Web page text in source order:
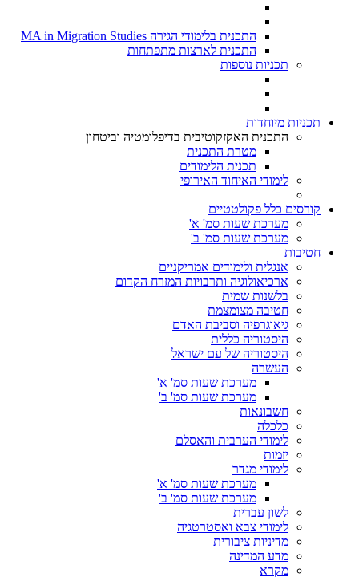
התכנית בלימודי הגירה MA in Migration Studies​
התכנית לארצות מתפתחות
תכניות נוספות
תכניות מיוחדות
התכנית האקזקוטיבית בדיפלומטיה וביטחון
מטרת התכנית
תכנית הלימודים
לימודי האיחוד האירופי
קורסים כלל פקולטטיים
מערכת שעות סמ' א'
מערכת שעות סמ' ב'
חטיבות
אנגלית ולימודים אמריקניים
ארכיאולוגיה ותרבויות המזרח הקדום
בלשנות שמית
חטיבה מצומצמת
גיאוגרפיה וסביבת האדם
היסטוריה כללית
היסטוריה של עם ישראל
העשרה
מערכת שעות סמ' א'
מערכת שעות סמ' ב'
חשבונאות
כלכלה
לימודי הערבית והאסלם
יזמות
לימודי מגדר
מערכת שעות סמ' א'
מערכת שעות סמ' ב'
לשון עברית
לימודי צבא ואסטרטגיה
מדיניות ציבורית
מדע המדינה
מקרא